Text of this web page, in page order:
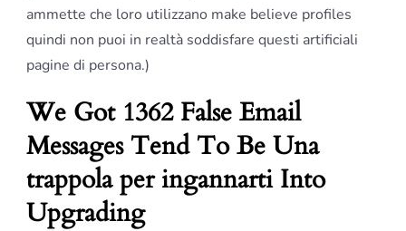
ammette che loro utilizzano make believe profiles
quindi non puoi in realtà soddisfare questi artificiali
pagine di persona.)
We Got 1362 False Email
Messages Tend To Be Una
trappola per ingannarti Into
Upgrading